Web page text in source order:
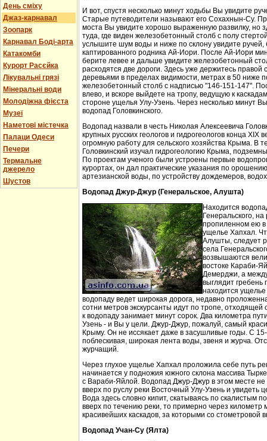
День сміху
Джаз-карнавал
Зоопарк
Карнавал Боді-арта
Катакомби
Курорт Расєйка
Лікувальні грязі
Мінеральні води
Молодіжна фієста
Музеї
Наметові містечка
Палаци Одеси
Печери
Термальне
джерело
Шустов
И вот, спустя несколько минут ходьбы Вы увидите
Старые путеводители называют его Сохахнын-Су.
моста Вы увидите хорошо выраженную развилку, но
туда, где виден железобетонный столб с полу
услышите шум воды и ниже по склону увидите
каптированного родника Ай-Иори. После Ай-Иори
берите левее и дальше увидите железобетонный
расходятся две дороги. Здесь уже держитесь правой
деревьями в пределах видимости, метрах в 50 ниже
железобетонный столб с надписью "146-151-147".
влево, и вскоре выйдете на тропу, ведущую к
стороне ущелья Улу-Узень. Через несколько минут
водопад Головкинского.
Водопад назвали в честь Николая Алексеевича
крупных русских геологов и гидрогеологов конца XIX
огромную работу для сельского хозяйства Крыма. В
Головкинский изучал гидрогеологию Крыма,
По проектам ученого были устроены первые
курортах, он дал практические указания по
артезианской воды, по устройству дождемеров,
Водопад Джур-Джур (Генеральское, Алушта)
Находится
Генеральского,
пропиленном ею в
ущелье Хапхал.
Алушты, следует
села
возвышаются
востоке Караби-
Демерджи, а
выглядит гребень
находится
водопаду ведет широкая дорога, недавно
сотни метров экскурсанты идут по тропе, отходящей
к водопаду занимает минут сорок. Два километра
Узень - и Вы у цели. Джур-Джур, пожалуй, самый
Крыму. Он не иссякает даже в засушливые годы. С
поблескивая, широкая лента воды, звеня и журча.
журчащий.
Через глухое ущелье Хапхал проложила себе путь
начинается у подножия южного склона массива
с Вараби-Яйлой. Водопад Джур-Джур в этом месте
вверх по руслу реки Восточный Улу-Узень и увидеть
Вода здесь словно кипит, скатываясь по скалистым
вверх по течению реки, то примерно через километр
красивейших каскадов, за которыми со стометровой
Водопад Учан-Су (Ялта)